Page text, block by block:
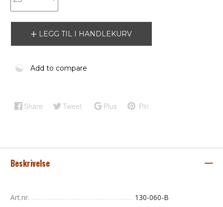
LEGG TIL I HANDLEKURV
Add to compare
Share Tweet Plus Pin
Beskrivelse
Art.nr. 130-060-B